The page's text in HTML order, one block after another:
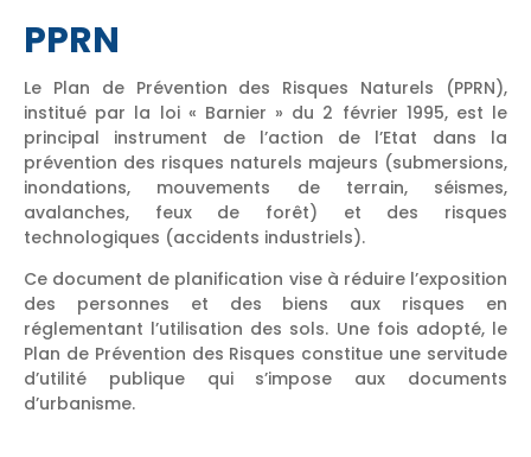
PPRN
Le Plan de Prévention des Risques Naturels (PPRN),
institué par la loi « Barnier » du 2 février 1995, est le
principal instrument de l’action de l’Etat dans la
prévention des risques naturels majeurs (submersions,
inondations, mouvements de terrain, séismes,
avalanches, feux de forêt) et des risques
technologiques (accidents industriels).
Ce document de planification vise à réduire l’exposition
des personnes et des biens aux risques en
réglementant l’utilisation des sols. Une fois adopté, le
Plan de Prévention des Risques constitue une servitude
d’utilité publique qui s’impose aux documents
d’urbanisme.